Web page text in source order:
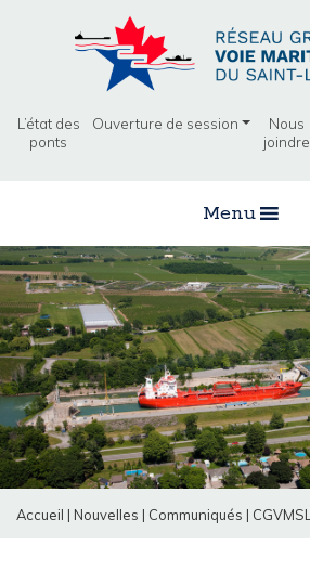
L’état des
ponts
Ouverture de session
Nous
joindre
Menu
Accueil | Nouvelles | Communiqués | CGVMSL